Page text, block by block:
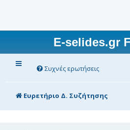
E-selides.gr
Συχνές ερωτήσεις
Ευρετήριο Δ. Συζήτησης